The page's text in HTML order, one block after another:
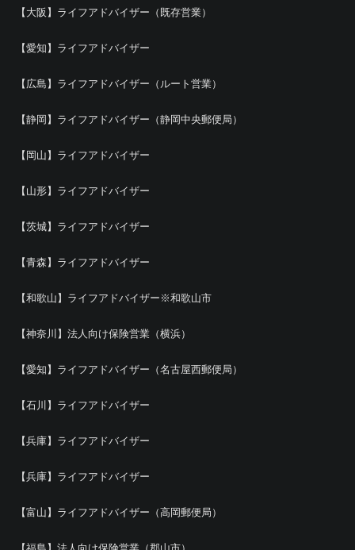
【大阪】ライフアドバイザー（既存営業）
【愛知】ライフアドバイザー
【広島】ライフアドバイザー（ルート営業）
【静岡】ライフアドバイザー（静岡中央郵便局）
【岡山】ライフアドバイザー
【山形】ライフアドバイザー
【茨城】ライフアドバイザー
【青森】ライフアドバイザー
【和歌山】ライフアドバイザー※和歌山市
【神奈川】法人向け保険営業（横浜）
【愛知】ライフアドバイザー（名古屋西郵便局）
【石川】ライフアドバイザー
【兵庫】ライフアドバイザー
【兵庫】ライフアドバイザー
【富山】ライフアドバイザー（高岡郵便局）